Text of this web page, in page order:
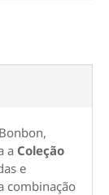
a Coleção
e
combinação